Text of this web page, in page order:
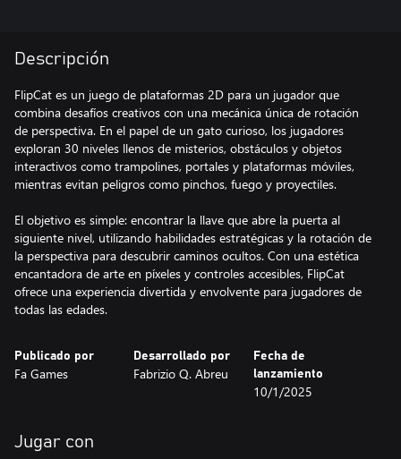
Descripción
FlipCat es un juego de plataformas 2D para un jugador que
combina desafíos creativos con una mecánica única de rotación
de perspectiva. En el papel de un gato curioso, los jugadores
exploran 30 niveles llenos de misterios, obstáculos y objetos
interactivos como trampolines, portales y plataformas móviles,
mientras evitan peligros como pinchos, fuego y proyectiles.
El objetivo es simple: encontrar la llave que abre la puerta al
siguiente nivel, utilizando habilidades estratégicas y la rotación de
la perspectiva para descubrir caminos ocultos. Con una estética
encantadora de arte en píxeles y controles accesibles, FlipCat
ofrece una experiencia divertida y envolvente para jugadores de
todas las edades.
Publicado por
Fa Games
Desarrollado por
Fabrizio Q. Abreu
Fecha de
lanzamiento
10/1/2025
Jugar con